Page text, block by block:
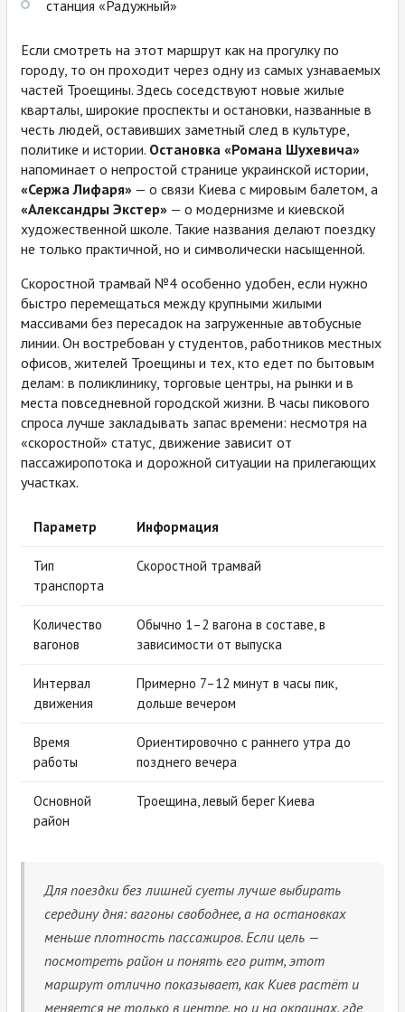
станция «Радужный»
Если смотреть на этот маршрут как на прогулку по
городу, то он проходит через одну из самых узнаваемых
частей Троещины. Здесь соседствуют новые жилые
кварталы, широкие проспекты и остановки, названные в
честь людей, оставивших заметный след в культуре,
политике и истории. Остановка «Романа Шухевича»
напоминает о непростой странице украинской истории,
«Сержа Лифаря» — о связи Киева с мировым балетом, а
«Александры Экстер» — о модернизме и киевской
художественной школе. Такие названия делают поездку
не только практичной, но и символически насыщенной.
Скоростной трамвай №4 особенно удобен, если нужно
быстро перемещаться между крупными жилыми
массивами без пересадок на загруженные автобусные
линии. Он востребован у студентов, работников местных
офисов, жителей Троещины и тех, кто едет по бытовым
делам: в поликлинику, торговые центры, на рынки и в
места повседневной городской жизни. В часы пикового
спроса лучше закладывать запас времени: несмотря на
«скоростной» статус, движение зависит от
пассажиропотока и дорожной ситуации на прилегающих
участках.
Параметр Информация
Тип
транспорта
Скоростной трамвай
Количество
вагонов
Обычно 1–2 вагона в составе, в
зависимости от выпуска
Интервал
движения
Примерно 7–12 минут в часы пик,
дольше вечером
Время
работы
Ориентировочно с раннего утра до
позднего вечера
Основной
район
Троещина, левый берег Киева
Для поездки без лишней суеты лучше выбирать
середину дня: вагоны свободнее, а на остановках
меньше плотность пассажиров. Если цель —
посмотреть район и понять его ритм, этот
маршрут отлично показывает, как Киев растёт и
меняется не только в центре, но и на окраинах, где